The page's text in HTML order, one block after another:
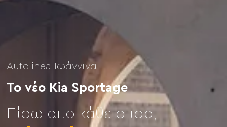
Autolinea Ιωάννινα
Το νέο Kia Sportage
Πίσω από κάθε σπορ,